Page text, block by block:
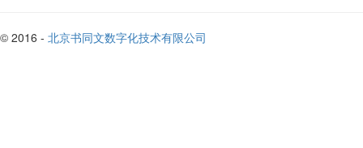
© 2016 - 北京书同文数字化技术有限公司